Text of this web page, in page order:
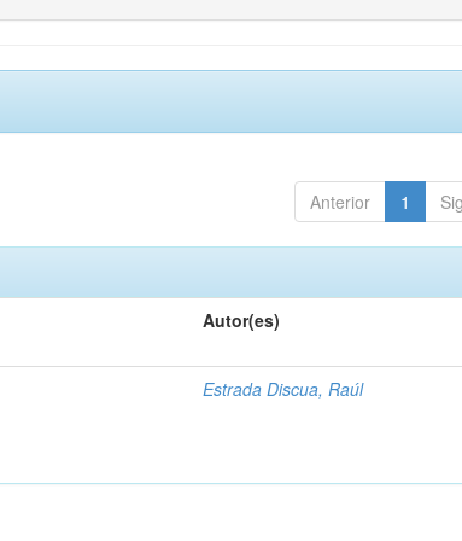
Anterior 1
Autor(es)
Estrada Discua, Raúl